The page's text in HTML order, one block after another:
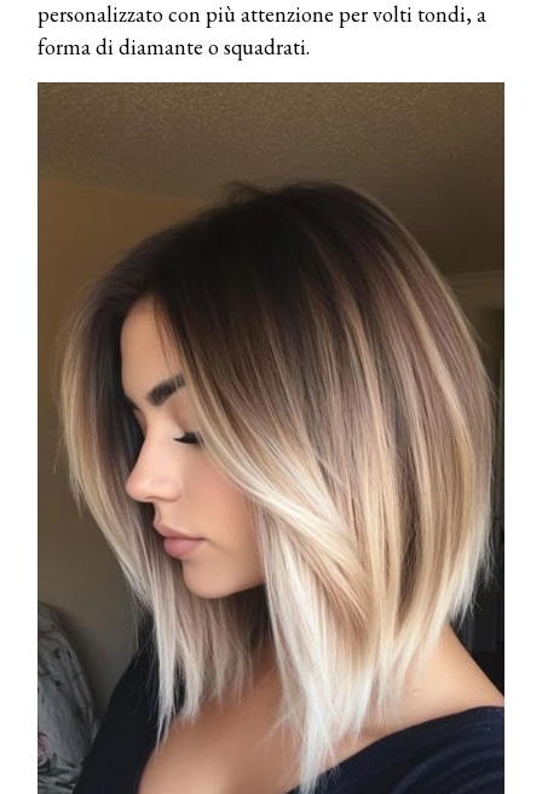
personalizzato con più attenzione per volti tondi, a
forma di diamante o squadrati.